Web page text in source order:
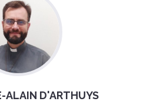
ALAIN D'ARTHUYS